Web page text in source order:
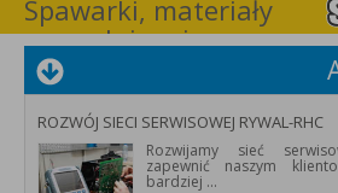
Spawarki, materiały
spawalnicze i
wyposażenie dla
spawalnictwa –
RYWAL-RHC
ROZWÓJ SIECI SERWISOWEJ RYWAL-RHC
Rozwijamy sieć
zapewnić naszym
bardziej ...